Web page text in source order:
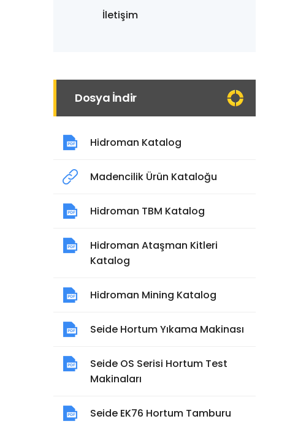
İletişim
Dosya İndir
Hidroman Katalog
Madencilik Ürün Kataloğu
Hidroman TBM Katalog
Hidroman Ataşman Kitleri
Katalog
Hidroman Mining Katalog
Seide Hortum Yıkama Makinası
Seide OS Serisi Hortum Test
Makinaları
Seide EK76 Hortum Tamburu